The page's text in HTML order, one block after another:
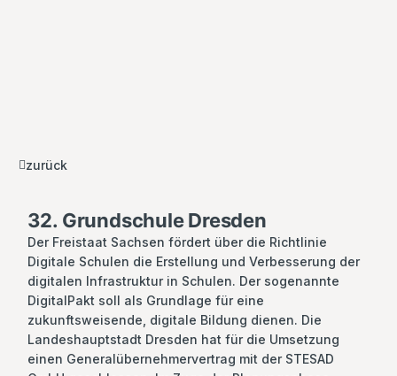
zurück
32. Grundschule Dresden
Der Freistaat Sachsen fördert über die Richtlinie
Digitale Schulen die Erstellung und Verbesserung der
digitalen Infrastruktur in Schulen. Der sogenannte
DigitalPakt soll als Grundlage für eine
zukunftsweisende, digitale Bildung dienen. Die
Landeshauptstadt Dresden hat für die Umsetzung
einen Generalübernehmervertrag mit der STESAD